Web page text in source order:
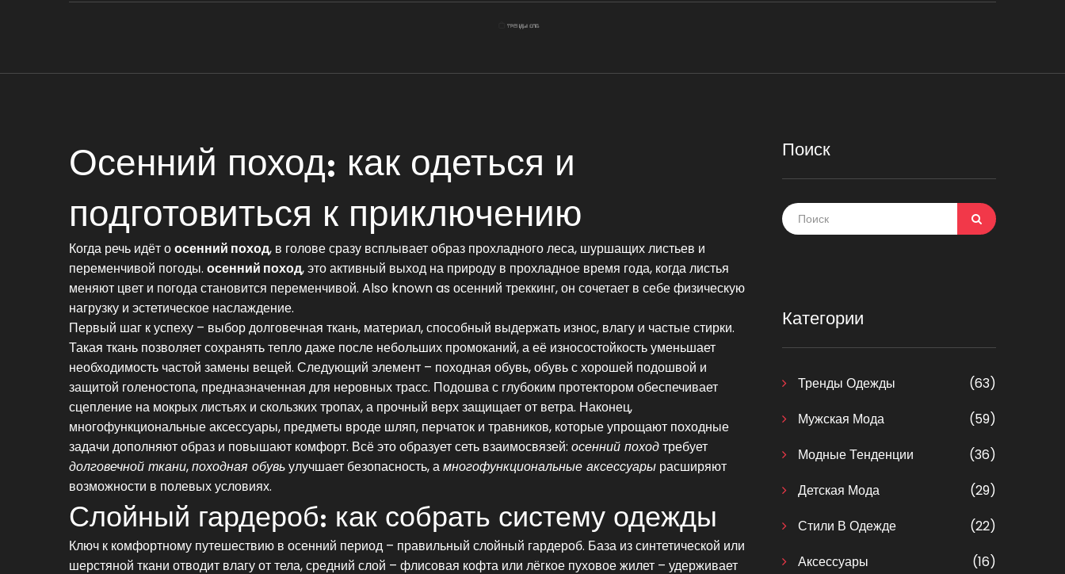
Осенний поход: как одеться и
подготовиться к приключению
Когда речь идёт оосенний поход, в голове сразу всплывает образ прохладного леса, шуршащих листьев и
переменчивой погоды. осенний поход,это активный выход на природу в прохладное время года, когда листья
меняют цвет и погода становится переменчивой. Also known as осенний треккинг, он сочетает в себе физическую
нагрузку и эстетическое наслаждение.
Первый шаг к успеху – выбордолговечная ткань, материал, способный выдержать износ, влагу и частые стирки.
Такая ткань позволяет сохранять тепло даже после небольших промоканий, а её износостойкость уменьшает
необходимость частой замены вещей. Следующий элемент – походная обувь,обувь с хорошей подошвой и
защитой голеностопа, предназначенная для неровных трасс. Подошва с глубоким протектором обеспечивает
сцепление на мокрых листьях и скользких тропах, а прочный верх защищает от ветра. Наконец,
многофункциональные аксессуары, предметы вроде шляп, перчаток и травников, которые упрощают походные
задачи дополняют образ и повышают комфорт. Всё это образует сеть взаимосвязей: осенний походтребует
долговечной ткани,походная обувьулучшает безопасность, амногофункциональные аксессуары расширяют
возможности в полевых условиях.
Слойный гардероб: как собрать систему одежды
Ключ к комфортному путешествию в осенний период – правильный слойный гардероб. База из синтетической или
шерстяной ткани отводит влагу от тела, средний слой – флисовая кофта или лёгкое пуховое жилет – удерживает
Поиск
Категории
Тренды Одежды
(63)
Мужская Мода
(59)
Модные Тенденции
(36)
Детская Мода
(29)
Стили В Одежде
(22)
Аксессуары
(16)